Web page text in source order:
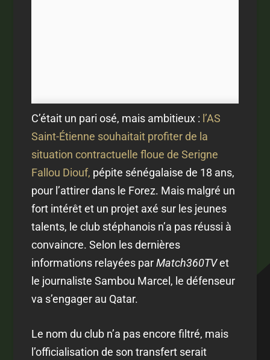
C’était un pari osé, mais ambitieux : l’AS
Saint-Étienne souhaitait profiter de la
situation contractuelle floue de Serigne
Fallou Diouf, pépite sénégalaise de 18 ans,
pour l’attirer dans le Forez. Mais malgré un
fort intérêt et un projet axé sur les jeunes
talents, le club stéphanois n’a pas réussi à
convaincre. Selon les dernières
informations relayées parMatch360TVet
le journaliste Sambou Marcel, le défenseur
va s’engager au Qatar.
Le nom du club n’a pas encore filtré, mais
l’officialisation de son transfert serait